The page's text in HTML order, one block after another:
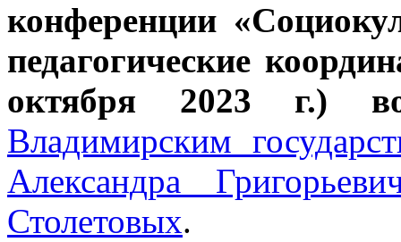
конференции
педагогические
октября 2023 г.)
Владимирским
Александра
Столетовых.